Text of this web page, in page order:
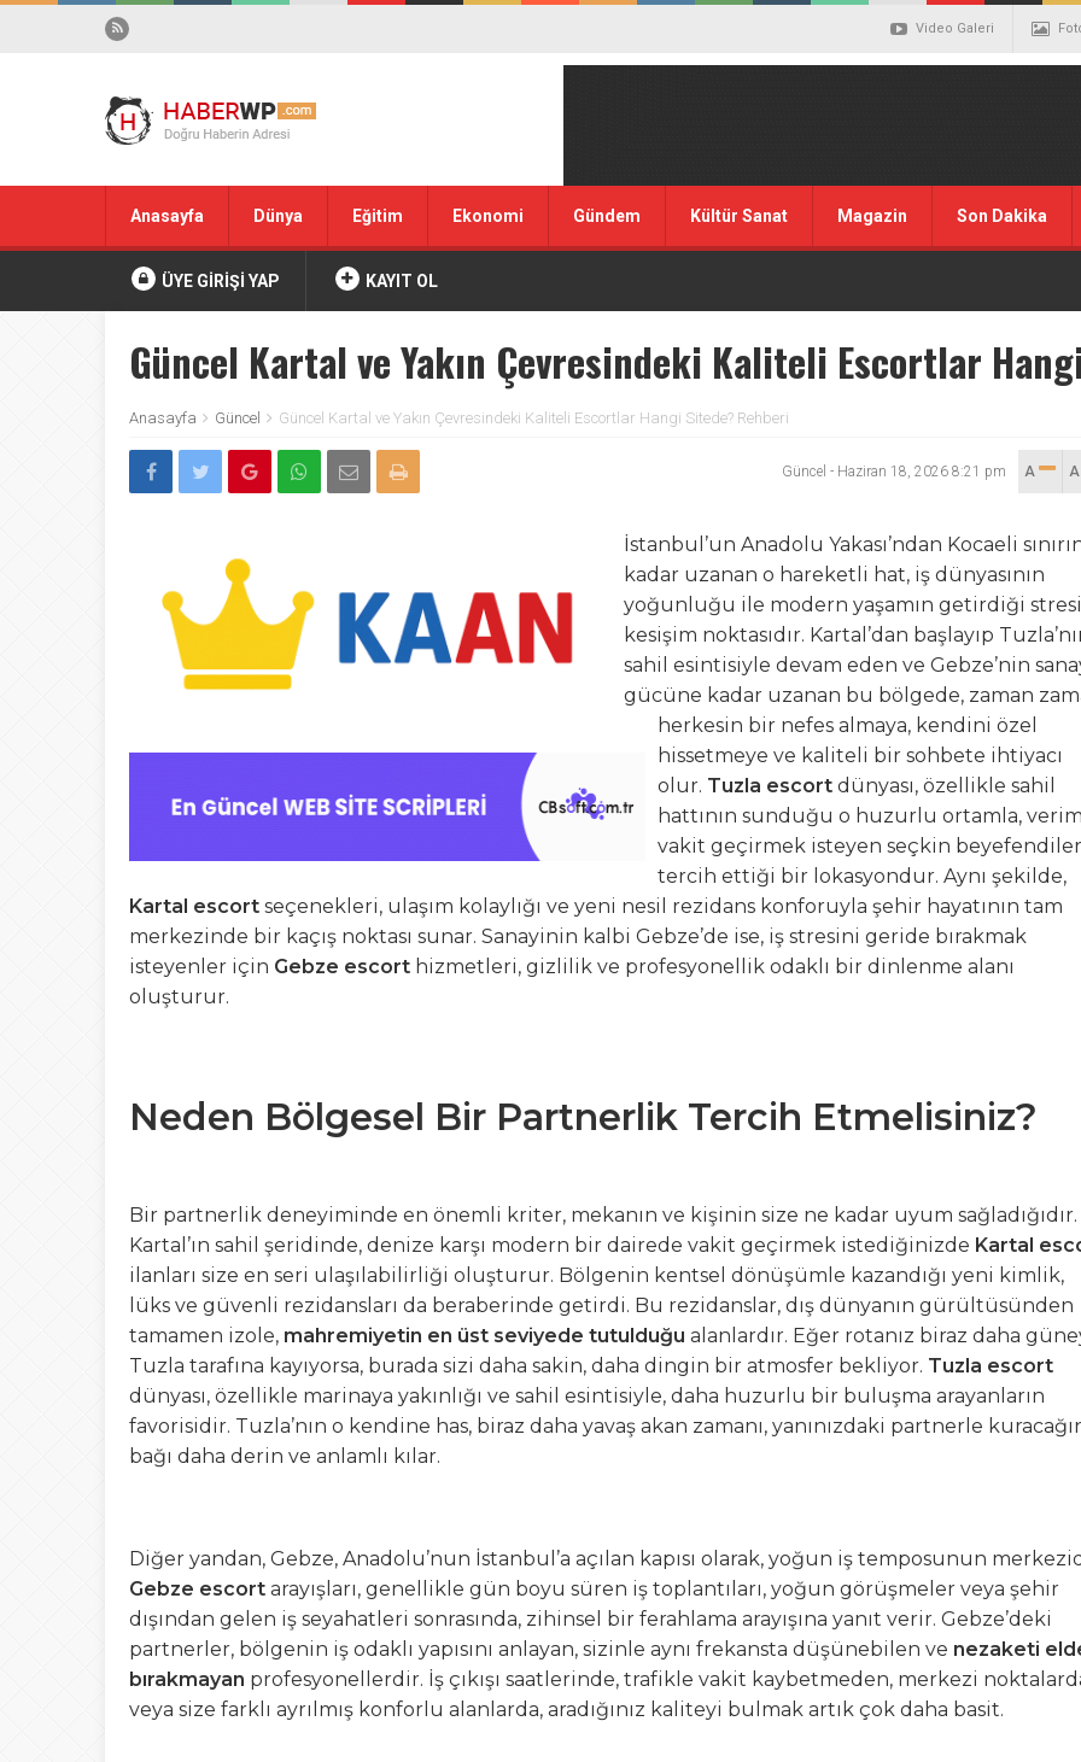
Video Galeri
Anasayfa Dünya Eğitim Ekonomi Gündem Kültür Sanat Magazin Son Dakika
ÜYE GİRİŞİ YAP KAYIT OL
Güncel Kartal ve Yakın Çevresindeki Kaliteli Escortlar
Anasayfa Güncel Güncel Kartal ve Yakın Çevresindeki Kaliteli Escortlar Hangi Sitede? Rehberi
Güncel - Haziran 18, 2026 8:21 pm A
İstanbul’un Anadolu Yakası’ndan Kocaeli
kadar uzanan o hareketli hat, iş dünyasının
yoğunluğu ile modern yaşamın getirdiği
kesişim noktasıdır. Kartal’dan başlayıp
sahil esintisiyle devam eden ve Gebze’nin
gücüne kadar uzanan bu bölgede, zaman
herkesin bir nefes almaya, kendini özel
hissetmeye ve kaliteli bir sohbete ihtiyacı
olur. Tuzla escort dünyası, özellikle sahil
hattının sunduğu o huzurlu ortamla,
vakit geçirmek isteyen seçkin
tercih ettiği bir lokasyondur. Aynı şekilde,
Kartal escort seçenekleri, ulaşım kolaylığı ve yeni nesil rezidans konforuyla şehir hayatının tam
merkezinde bir kaçış noktası sunar. Sanayinin kalbi Gebze’de ise, iş stresini geride bırakmak
isteyenler için Gebze escort hizmetleri, gizlilik ve profesyonellik odaklı bir dinlenme alanı
oluşturur.
Neden Bölgesel Bir Partnerlik Tercih Etmelisiniz?
Bir partnerlik deneyiminde en önemli kriter, mekanın ve kişinin size ne kadar uyum sağladığıdır.
Kartal’ın sahil şeridinde, denize karşı modern bir dairede vakit geçirmek istediğinizde Kartal
ilanları size en seri ulaşılabilirliği oluşturur. Bölgenin kentsel dönüşümle kazandığı yeni kimlik,
lüks ve güvenli rezidansları da beraberinde getirdi. Bu rezidanslar, dış dünyanın gürültüsünden
tamamen izole, mahremiyetin en üst seviyede tutulduğu alanlardır. Eğer rotanız biraz daha
Tuzla tarafına kayıyorsa, burada sizi daha sakin, daha dingin bir atmosfer bekliyor. Tuzla escort
dünyası, özellikle marinaya yakınlığı ve sahil esintisiyle, daha huzurlu bir buluşma arayanların
favorisidir. Tuzla’nın o kendine has, biraz daha yavaş akan zamanı, yanınızdaki partnerle
bağı daha derin ve anlamlı kılar.
Diğer yandan, Gebze, Anadolu’nun İstanbul’a açılan kapısı olarak, yoğun iş temposunun
Gebze escort arayışları, genellikle gün boyu süren iş toplantıları, yoğun görüşmeler veya şehir
dışından gelen iş seyahatleri sonrasında, zihinsel bir ferahlama arayışına yanıt verir. Gebze’deki
partnerler, bölgenin iş odaklı yapısını anlayan, sizinle aynı frekansta düşünebilen ve nezaketi
bırakmayan profesyonellerdir. İş çıkışı saatlerinde, trafikle vakit kaybetmeden, merkezi
veya size farklı ayrılmış konforlu alanlarda, aradığınız kaliteyi bulmak artık çok daha basit.